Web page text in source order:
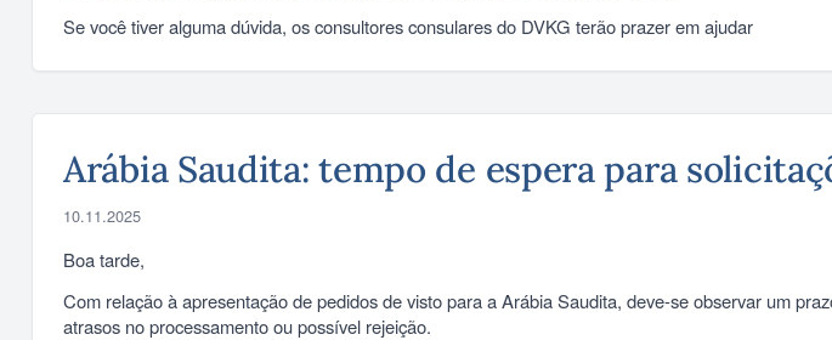
Se você tiver alguma dúvida, os consultores consulares do DVKG terão prazer em ajudar
Arábia Saudita: tempo de espera para
10.11.2025
Boa tarde,
Com relação à apresentação de pedidos de visto para a Arábia Saudita, deve-se observar um
atrasos no processamento ou possível rejeição.